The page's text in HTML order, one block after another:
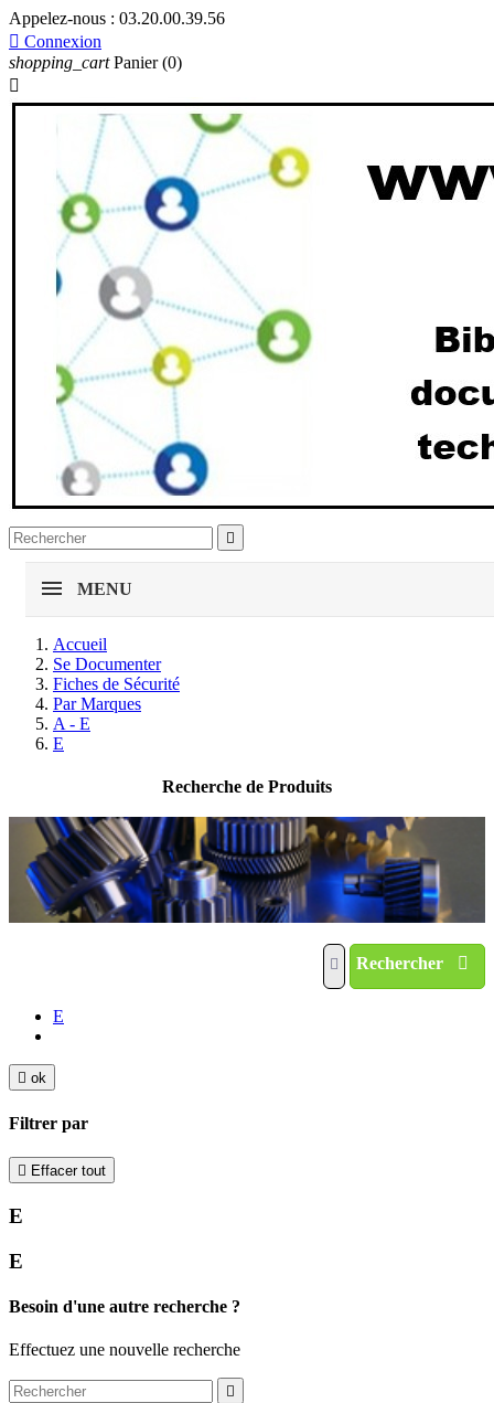
Appelez-nous : 03.20.00.39.56
 Connexion
shopping_cart Panier (0)


MENU
Accueil
Se Documenter
Fiches de Sécurité
Par Marques
A - E
E
Recherche de Produits
Rechercher
E
 ok
Filtrer par
 Effacer tout
E
E
Besoin d'une autre recherche ?
Effectuez une nouvelle recherche
